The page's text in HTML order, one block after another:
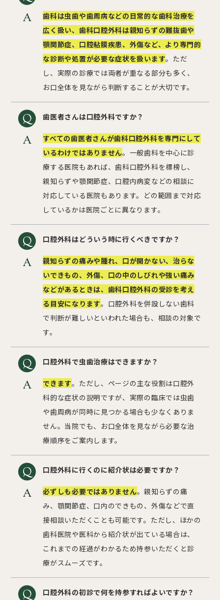
歯科は虫歯や歯周病などの日常的な歯科治療を
広く扱い、歯科口腔外科は親知らずの難抜歯や
顎関節症、口腔粘膜疾患、外傷など、より専門的
な診断や処置が必要な症状を扱います。ただ
し、実際の診療では両者が重なる部分も多く、
お口全体を見ながら判断することが大切です。
歯医者さんは口腔外科ですか？
すべての歯医者さんが歯科口腔外科を専門にして
いるわけではありません。一般歯科を中心に診
療する医院もあれば、歯科口腔外科を標榜し、
親知らずや顎関節症、口腔内病変などの相談に
対応している医院もあります。どの範囲まで対応
しているかは医院ごとに異なります。
口腔外科はどういう時に行くべきですか？
親知らずの痛みや腫れ、口が開かない、治らな
いできもの、外傷、口の中のしびれや強い痛み
などがあるときは、歯科口腔外科の受診を考え
る目安になります。口腔外科を併設しない歯科
で判断が難しいといわれた場合も、相談の対象で
す。
口腔外科で虫歯治療はできますか？
できます。ただし、ページの主な役割は口腔外
科的な症状の説明ですが、実際の臨床では虫歯
や歯周病が同時に見つかる場合も少なくありま
せん。当院でも、お口全体を見ながら必要な治
療順序をご案内します。
口腔外科に行くのに紹介状は必要ですか？
必ずしも必要ではありません。親知らずの痛
み、顎関節症、口内のできもの、外傷などで直
接相談いただくことも可能です。ただし、ほかの
歯科医院や医科から紹介状が出ている場合は、
これまでの経過がわかるため持参いただくと診
療がスムーズです。
口腔外科の初診で何を持参すればよいですか？